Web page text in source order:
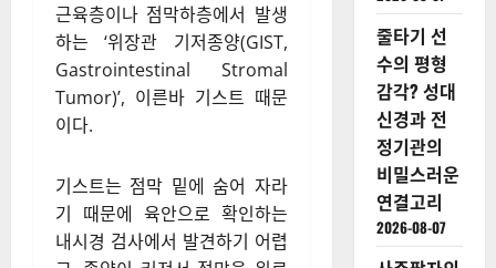
근육층이나 점막하층에서 발생
하는 ‘위장관 기저종양(GIST,
Gastrointestinal Stromal
Tumor)’, 이른바 기스트 때문
이다.
기스트는 점막 밑에 숨어 자라
기 때문에 육안으로 확인하는
내시경 검사에서 발견하기 어렵
줄타기 선
수의 평형
감각? 성대
신경과 전
정기관의
비밀스러운
연결고리
2026-08-07